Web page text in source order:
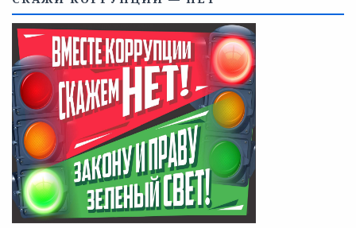
Телефоны учреждений, оказывающих меры социальной
поддержки, медицинскую, социально-психологическую
помощь детям и взрослым лицам Ленинградской
области